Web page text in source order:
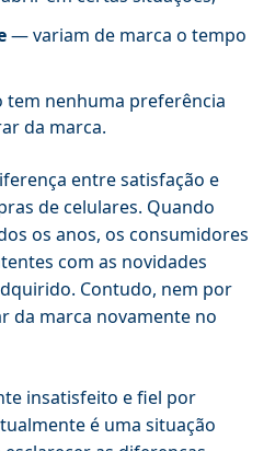
— variam de marca o tempo
nenhuma preferência
da marca.
entre satisfação e
de celulares. Quando
os anos, os consumidores
com as novidades
Contudo, nem por
da marca novamente no
insatisfeito e fiel por
é uma situação